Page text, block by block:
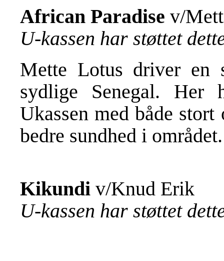
African Paradise v/
U-kassen har støttet
Mette Lotus driver en
sydlige Senegal.
Ukassen med både
bedre sundhed i
Kikundi v/Knud Erik
U-kassen har støttet